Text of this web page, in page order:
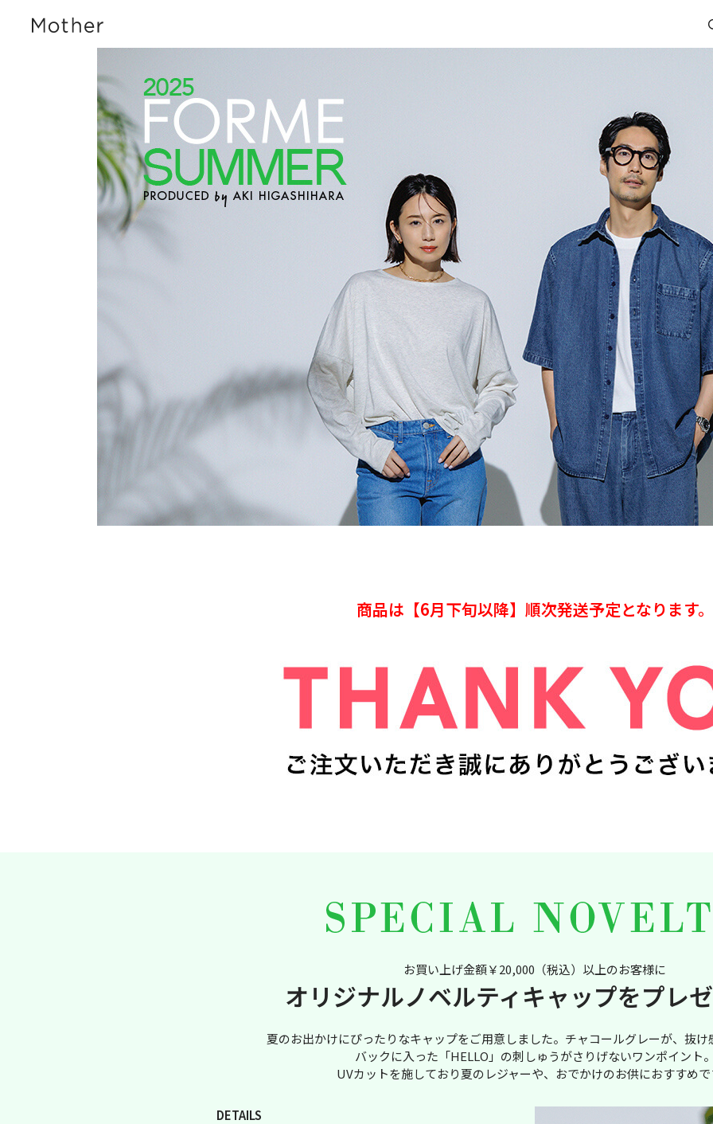
商品は【6月下旬以降】順次発送予定となります。
お買い上げ金額￥20,000（税込）以上のお客様に
オリジナルノベルティキャップをプレ
夏のお出かけにぴったりなキャップをご用意しました。チャコールグレーが、抜け
バックに入った「HELLO」の刺しゅうがさりげないワンポイント
UVカットを施しており夏のレジャーや、おでかけのお供におすすめで
DETAILS